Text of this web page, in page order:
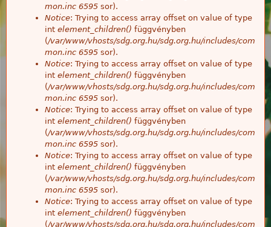
mon.inc 6595 sor).
Notice: Trying to access array offset on value of type
int element_children() függvényben
(/var/www/vhosts/sdg.org.hu/sdg.org.hu/includes/com
mon.inc 6595 sor).
Notice: Trying to access array offset on value of type
int element_children() függvényben
(/var/www/vhosts/sdg.org.hu/sdg.org.hu/includes/com
mon.inc 6595 sor).
Notice: Trying to access array offset on value of type
int element_children() függvényben
(/var/www/vhosts/sdg.org.hu/sdg.org.hu/includes/com
mon.inc 6595 sor).
Notice: Trying to access array offset on value of type
int element_children() függvényben
(/var/www/vhosts/sdg.org.hu/sdg.org.hu/includes/com
mon.inc 6595 sor).
Notice: Trying to access array offset on value of type
int element_children() függvényben
(/var/www/vhosts/sdg.org.hu/sdg.org.hu/includes/com